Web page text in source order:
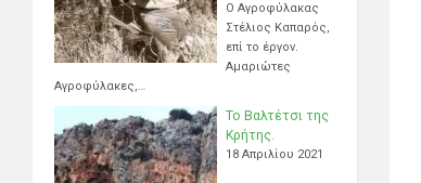
Ο Αγροφύλακας
Στέλιος Καπαρός,
επί το έργον.
Αμαριώτες
Αγροφύλακες,…
Το Βαλτέτσι της
Κρήτης.
18 Απριλίου 2021